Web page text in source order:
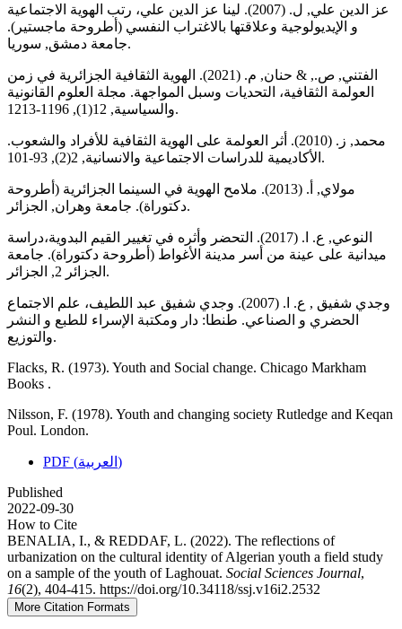
عز الدين علي, ل. (2007). لينا عز الدين علي، رتب الهوية الاجتماعية
و الإيديولوجية وعلاقتها بالاغتراب النفسي (أطروحة ماجستير).
جامعة دمشق, سوريا.
الفتني, ص., & حنان, م. (2021). الهوية الثقافية الجزائرية في زمن
العولمة الثقافية، التحديات وسبل المواجهة. مجلة العلوم القانونية
والسياسية, 12(1), 1196-1213.
محمد, ز. (2010). أثر العولمة على الهوية الثقافية للأفراد والشعوب.
الأكاديمية للدراسات الاجتماعية والانسانية, 2(2), 93-101.
مولاي, أ. (2013). ملامح الهوية في السينما الجزائرية (أطروحة
دكتوراة). جامعة وهران, الجزائر.
النوعي, ع. ا. (2017). التحضر وأثره في تغيير القيم البدوية،دراسة
ميدانية على عينة من أسر مدينة الأغواط (أطروحة دكتوراة). جامعة
الجزائر 2, الجزائر.
وجدي شفيق , ع. ا. (2007). وجدي شفيق عبد اللطيف، علم الاجتماع
الحضري و الصناعي. طنطا: دار ومكتبة الإسراء للطبع و النشر
والتوزيع.
Flacks, R. (1973). Youth and Social change. Chicago Markham
Books .
Nilsson, F. (1978). Youth and changing society Rutledge and Keqan
Poul. London.
PDF (العربية)
Published
2022-09-30
How to Cite
BENALIA, I., & REDDAF, L. (2022). The reflections of
urbanization on the cultural identity of Algerian youth a field study
on a sample of the youth of Laghouat. Social Sciences Journal,
16(2), 404-415. https://doi.org/10.34118/ssj.v16i2.2532
More Citation Formats